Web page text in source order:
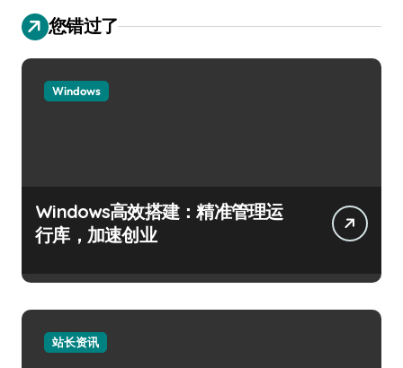
您错过了
Windows
Windows高效搭建：精准管理运
行库，加速创业
站长资讯